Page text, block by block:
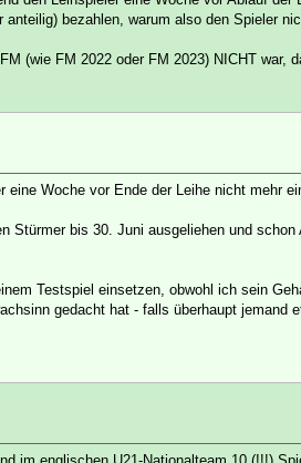
bezahlen, warum also den Spieler
(wie FM 2022 oder FM 2023) NICHT
Woche vor Ende der Leihe nicht mehr
Stürmer bis 30. Juni ausgeliehen und
Testspiel einsetzen, obwohl ich sein
gedacht hat - falls überhaupt jemand